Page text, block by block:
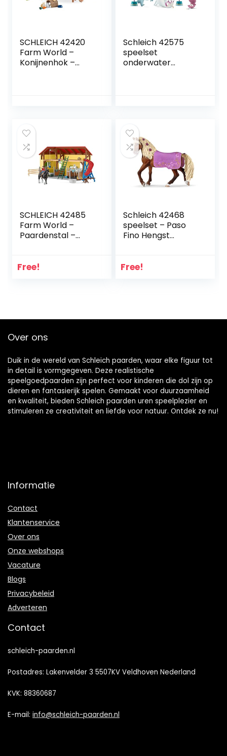
SCHLEICH 42420
Farm World –
Konijnenhok –
Schleich 42575
speelset
onderwater
SCHLEICH 42485
Farm World –
Paardenstal –
voor Jongens en
Free!
Schleich 42468
speelset – Paso
Fino Hengst
Free!
Over ons
Duik in de wereld van Schleich paarden, waar elke figuur tot
in detail is vormgegeven. Deze realistische
speelgoedpaarden zijn perfect voor kinderen die dol zijn op
dieren en fantasierijk spelen. Gemaakt voor duurzaamheid
en kwaliteit, bieden Schleich paarden uren speelplezier en
stimuleren ze creativiteit en liefde voor natuur. Ontdek ze nu!
Informatie
Contact
Klantenservice
Over ons
Onze webshops
Vacature
Blogs
Privacybeleid
Adverteren
Contact
schleich-paarden.nl
Postadres: Lakenvelder 3 5507KV Veldhoven Nederland
KVK: 88360687
E-mail: info@schleich-paarden.nl